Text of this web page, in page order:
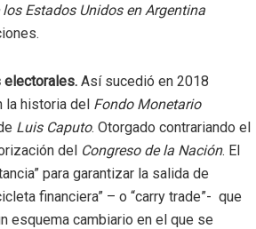
Estados Unidos en Argentina
electorales. Así sucedió en 2018
la historia del Fondo Monetario
Luis Caputo. Otorgado contrariando el
del Congreso de la Nación. El
para garantizar la salida de
financiera” – o “carry trade”- que
esquema cambiario en el que se